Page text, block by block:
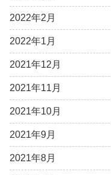
2022年2月
2022年1月
2021年12月
2021年11月
2021年10月
2021年9月
2021年8月